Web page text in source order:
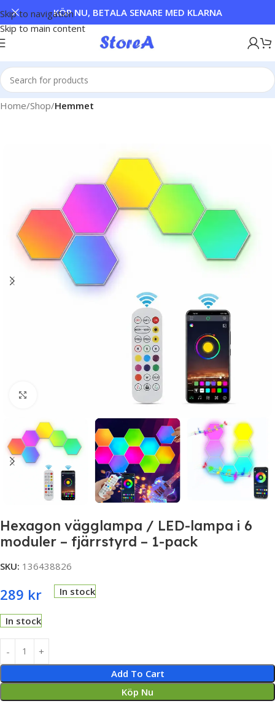
Skip to navigation
Skip to main content
KÖP NU, BETALA SENARE MED KLARNA
Home Shop Hemmet
Hexagon vägglampa / LED-lampa i 6
moduler – fjärrstyrd – 1-pack
SKU: 136438826
289 kr In stock
In stock
Add To Cart
Köp Nu